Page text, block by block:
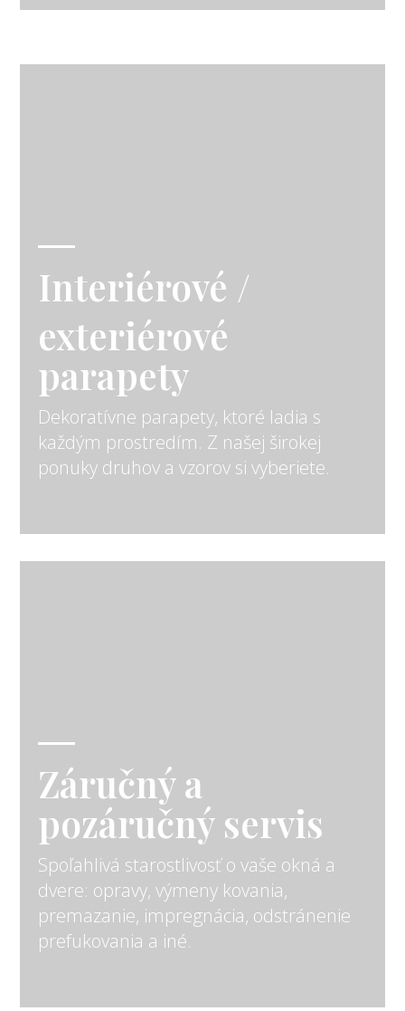
Interiérové /
exteriérové
parapety
Dekoratívne parapety, ktoré ladia s
každým prostredím. Z našej širokej
ponuky druhov a vzorov si vyberiete.
Záručný a
pozáručný servis
Spoľahlivá starostlivosť o vaše okná a
dvere: opravy, výmeny kovania,
premazanie, impregnácia, odstránenie
prefukovania a iné.